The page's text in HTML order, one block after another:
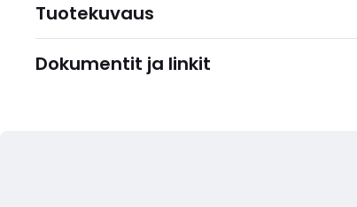
Tuotekuvaus
Dokumentit ja linkit